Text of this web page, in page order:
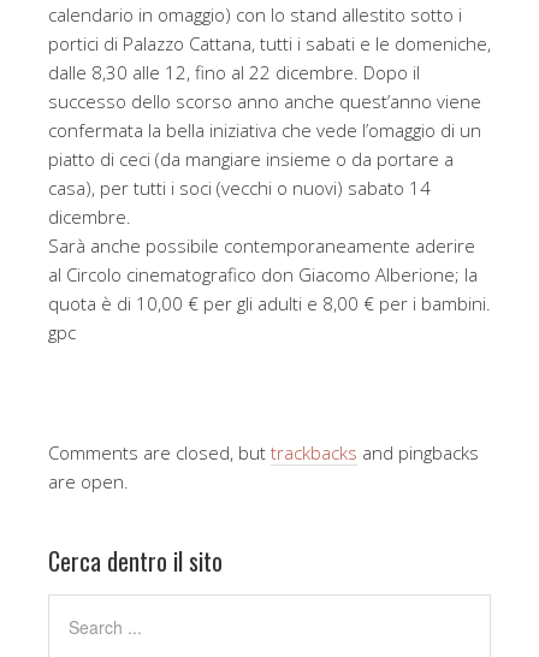
calendario in omaggio) con lo stand allestito sotto i
portici di Palazzo Cattana, tutti i sabati e le domeniche,
dalle 8,30 alle 12, fino al 22 dicembre. Dopo il
successo dello scorso anno anche quest’anno viene
confermata la bella iniziativa che vede l’omaggio di un
piatto di ceci (da mangiare insieme o da portare a
casa), per tutti i soci (vecchi o nuovi) sabato 14
dicembre.
Sarà anche possibile contemporaneamente aderire
al Circolo cinematografico don Giacomo Alberione; la
quota è di 10,00 € per gli adulti e 8,00 € per i bambini.
gpc
Comments are closed, but trackbacks and pingbacks
are open.
Cerca dentro il sito